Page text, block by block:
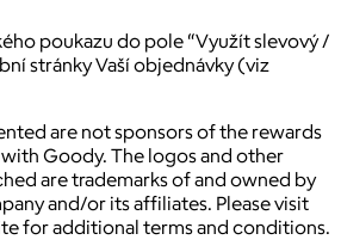
poukazu do pole “Využít slevový /
stránky Vaší objednávky (viz
are not sponsors of the rewards
Goody. The logos and other
are trademarks of and owned by
and/or its affiliates. Please visit
for additional terms and conditions.